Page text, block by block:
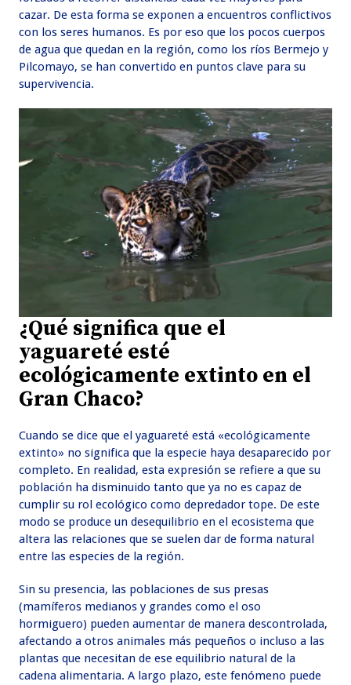
cazar. De esta forma se exponen a encuentros conflictivos
con los seres humanos. Es por eso que los pocos cuerpos
de agua que quedan en la región, como los ríos Bermejo y
Pilcomayo, se han convertido en puntos clave para su
supervivencia.
¿Qué significa que el
yaguareté esté
ecológicamente extinto en el
Gran Chaco?
Cuando se dice que el yaguareté está «ecológicamente
extinto» no significa que la especie haya desaparecido por
completo. En realidad, esta expresión se refiere a que su
población ha disminuido tanto que ya no es capaz de
cumplir su rol ecológico como depredador tope. De este
modo se produce un desequilibrio en el ecosistema que
altera las relaciones que se suelen dar de forma natural
entre las especies de la región.
Sin su presencia, las poblaciones de sus presas
(mamíferos medianos y grandes como el oso
hormiguero) pueden aumentar de manera descontrolada,
afectando a otros animales más pequeños o incluso a las
plantas que necesitan de ese equilibrio natural de la
cadena alimentaria. A largo plazo, este fenómeno puede